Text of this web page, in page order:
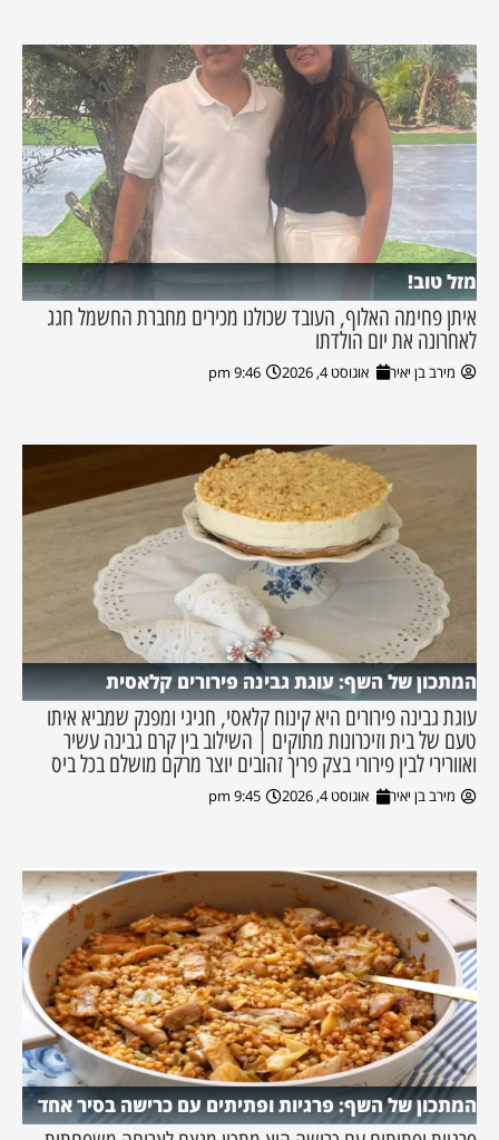
מזל טוב!
איתן פחימה האלוף, העובד שכולנו מכירים מחברת החשמל חגג
לאחרונה את יום הולדתו
מירב בן יאיר אוגוסט 4, 2026 9:46 pm
המתכון של השף: עוגת גבינה פירורים קלאסית
עוגת גבינה פירורים היא קינוח קלאסי, חגיגי ומפנק שמביא איתו
טעם של בית וזיכרונות מתוקים | השילוב בין קרם גבינה עשיר
ואוורירי לבין פירורי בצק פריך זהובים יוצר מרקם מושלם בכל ביס
מירב בן יאיר אוגוסט 4, 2026 9:45 pm
המתכון של השף: פרגיות ופתיתים עם כרישה בסיר אחד